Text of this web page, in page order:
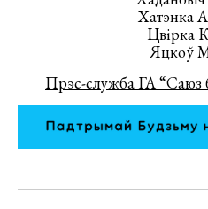
Хатэнка
Цвірка
Яцкоў
Прэс-служба ГА “Саюз